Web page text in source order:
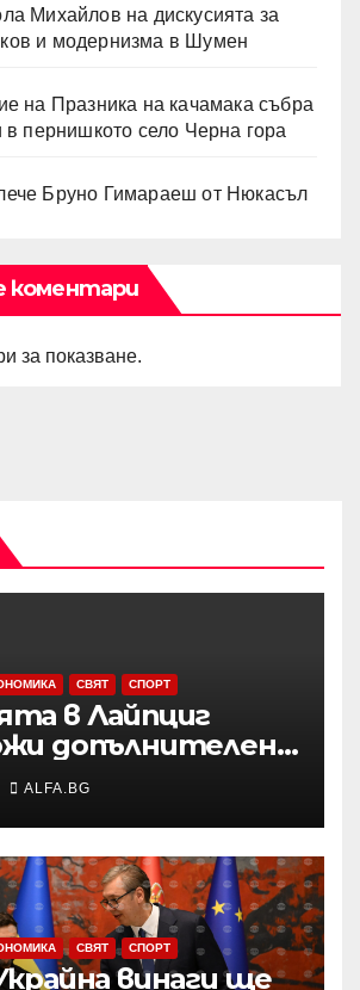
Михайлов на дискусията за
и модернизма в Шумен
на Празника на качамака събра
в пернишкото село Черна гора
Бруно Гимараеш от Нюкасъл
коментари
за показване.
СВЯТ СПОРТ
в Лайпциг
допълнителен
радар на
след
с открития
ALFA.BG
СВЯТ СПОРТ
винаги ще